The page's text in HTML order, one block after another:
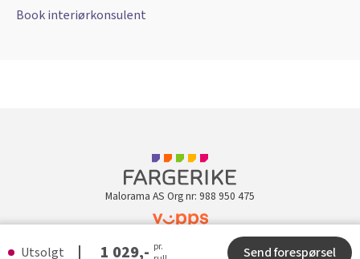
Utsolgt 1 029,- pr.
Send forespørsel
Book interiørkonsulent
Malorama AS Org nr: 988 950 475
Kundeklubb